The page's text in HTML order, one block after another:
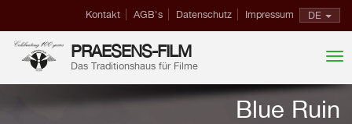
DE
Kontakt AGB's Datenschutz Impressum
PRAESENS-FILM
Das Traditionshaus für Filme
Blue Ruin